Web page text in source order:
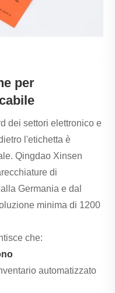
per
dei settori elettronico e
l'etichetta è
Qingdao Xinsen
di
Germania e dal
minima di 1200
che:
automatizzato